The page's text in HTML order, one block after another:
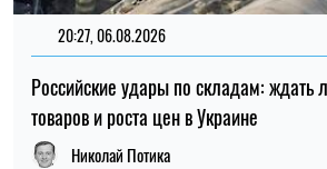
20:27, 06.08.2026
Российские удары по складам: ждать
товаров и роста цен в Украине
Николай Потика